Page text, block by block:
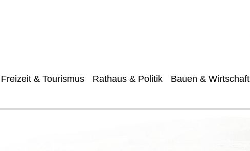
Freizeit & Tourismus Rathaus & Politik Bauen & Wirtschaft